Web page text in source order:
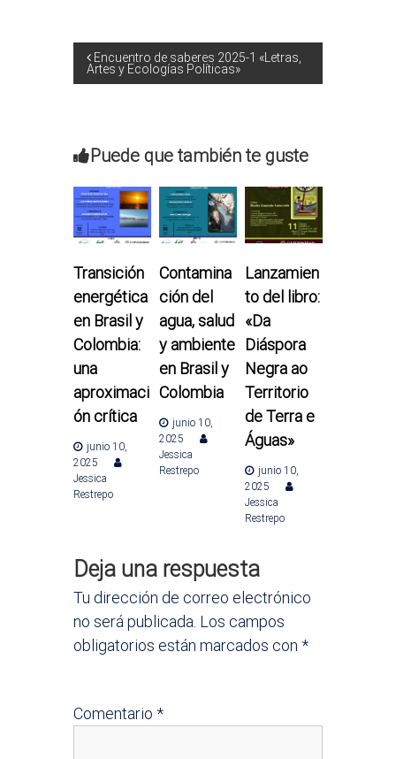
N
v
e
g
a
c
i
ó
n
d
e
n
t
r
Encuentro de saberes 2025-1 «Letras,
Artes y Ecologías Políticas»
Puede que también te guste
Transición
energética
en Brasil y
Colombia:
una
aproximaci
ón crítica
junio 10,
2025
Jessica
Restrepo
Contamina
ción del
agua, salud
y ambiente
en Brasil y
Colombia
junio 10,
2025
Jessica
Restrepo
Lanzamien
to del libro:
«Da
Diáspora
Negra ao
Territorio
de Terra e
Águas»
junio 10,
2025
Jessica
Restrepo
Deja una respuesta
Tu dirección de correo electrónico
no será publicada. Los campos
obligatorios están marcados con*
Comentario*